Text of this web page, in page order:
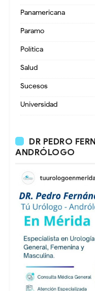
Panamericana
Paramo
Política
Salud
Sucesos
Universidad
DR PEDRO
ANDRÓLOGO